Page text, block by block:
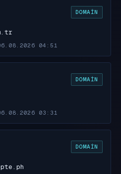
DOMAIN
04:51
DOMAIN
03:31
DOMAIN